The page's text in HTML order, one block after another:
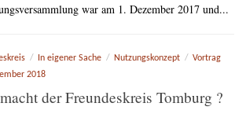
war am 1. Dezember 2017 und...
/ In eigener Sache / Nutzungskonzept / Vortrag
2018
der Freundeskreis Tomburg ?